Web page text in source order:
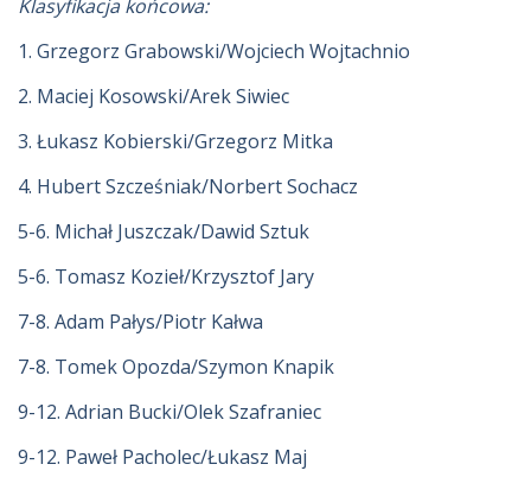
Klasyfikacja końcowa:
1. Grzegorz Grabowski/Wojciech Wojtachnio
2. Maciej Kosowski/Arek Siwiec
3. Łukasz Kobierski/Grzegorz Mitka
4. Hubert Szcześniak/Norbert Sochacz
5-6. Michał Juszczak/Dawid Sztuk
5-6. Tomasz Kozieł/Krzysztof Jary
7-8. Adam Pałys/Piotr Kałwa
7-8. Tomek Opozda/Szymon Knapik
9-12. Adrian Bucki/Olek Szafraniec
9-12. Paweł Pacholec/Łukasz Maj